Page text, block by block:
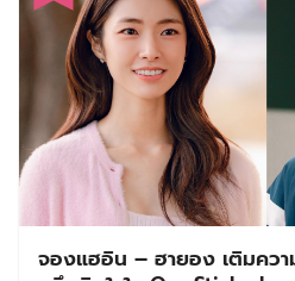
จองแฮอิน – ฮายอง เติมควา